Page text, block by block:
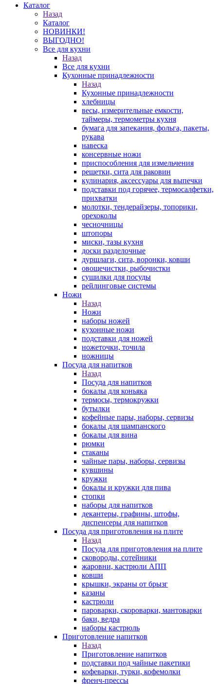
Каталог
Назад
Каталог
НОВИНКИ!
ВЫГОДНО!
Все для кухни
Назад
Все для кухни
Кухонные принадлежности
Назад
Кухонные принадлежности
хлебницы
весы, измерительные емкости,
таймеры, термометры кухня
бумага для запекания, фольга, пакеты,
рукава
навеска
консервные ножи
приспособления для измельчения
решетки, сита для раковин
кулинария, аксессуары для выпечки
подставки под горячее, термосалфетки,
прихватки
молотки, тендерайзеры, топорики,
орехоколы
чесночницы
штопоры
миски, тазы кухня
доски разделочные
дуршлаги, сита, воронки, ковши
овощечистки, рыбочистки
сушилки для посуды
рейлинговые системы
Ножи
Назад
Ножи
наборы ножей
кухонные ножи
подставки для ножей
ножеточки, точила
ножницы
Посуда для напитков
Назад
Посуда для напитков
бокалы для коньяка
термосы, термокружки
бутылки
кофейные пары, наборы, сервизы
бокалы для шампанского
бокалы для вина
рюмки
стаканы
чайные пары, наборы, сервизы
кувшины
кружки
бокалы и кружки для пива
стопки
наборы для напитков
декантеры, графины, штофы,
диспенсеры для напитков
Посуда для приготовления на плите
Назад
Посуда для приготовления на плите
сковороды, сотейники
жаровни, кастрюли АПП
ковши
крышки, экраны от брызг
казаны
кастрюли
пароварки, скороварки, мантоварки
баки, ведра
наборы кастрюль
Приготовление напитков
Назад
Приготовление напитков
подставки под чайные пакетики
кофеварки, турки, кофемолки
френч-прессы